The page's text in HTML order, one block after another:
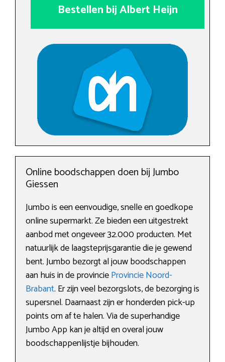
Bestellen bij Albert Heijn
Online boodschappen doen bij Jumbo
Giessen
Jumbo is een eenvoudige, snelle en goedkope
online supermarkt. Ze bieden een uitgestrekt
aanbod met ongeveer 32.000 producten. Met
natuurlijk de laagsteprijsgarantie die je gewend
bent. Jumbo bezorgt al jouw boodschappen
aan huis in de provincieProvincie Noord-
Brabant. Er zijn veel bezorgslots, de bezorging is
supersnel. Daarnaast zijn er honderden pick-up
points om af te halen. Via de superhandige
Jumbo App kan je altijd en overal jouw
boodschappenlijstje bijhouden.